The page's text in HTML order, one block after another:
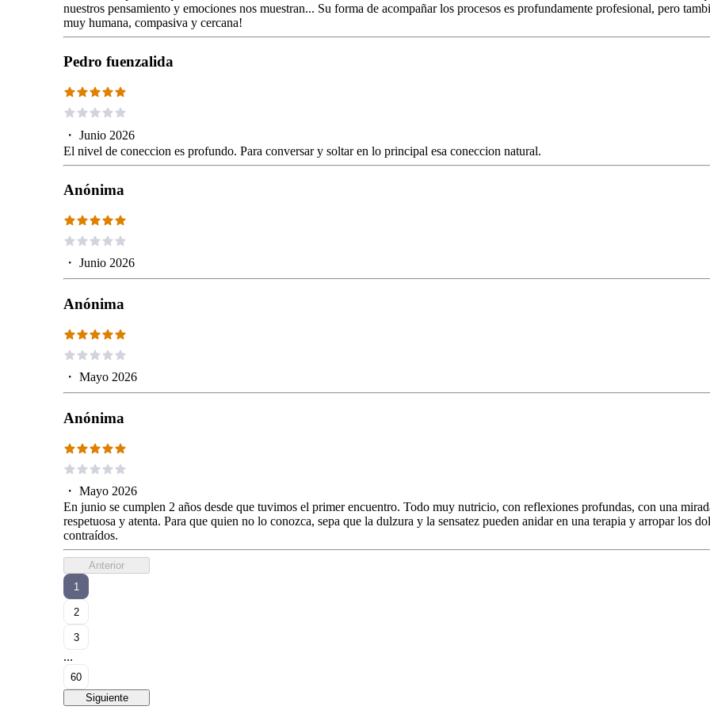
nuestros pensamiento y emociones nos muestran... Su forma de acompañar los procesos es profundamente profesional, pero
muy humana, compasiva y cercana!
Pedro fuenzalida
・ Junio 2026
El nivel de coneccion es profundo. Para conversar y soltar en lo principal esa coneccion natural.
Anónima
・ Junio 2026
Anónima
・ Mayo 2026
Anónima
・ Mayo 2026
En junio se cumplen 2 años desde que tuvimos el primer encuentro. Todo muy nutricio, con reflexiones profundas, con una
respetuosa y atenta. Para que quien no lo conozca, sepa que la dulzura y la sensatez pueden anidar en una terapia y arropar los
contraídos.
Anterior
1
2
3
...
60
Siguiente